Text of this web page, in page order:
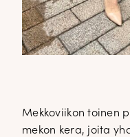
Mekkoviikon toinen
mekon kera, joita